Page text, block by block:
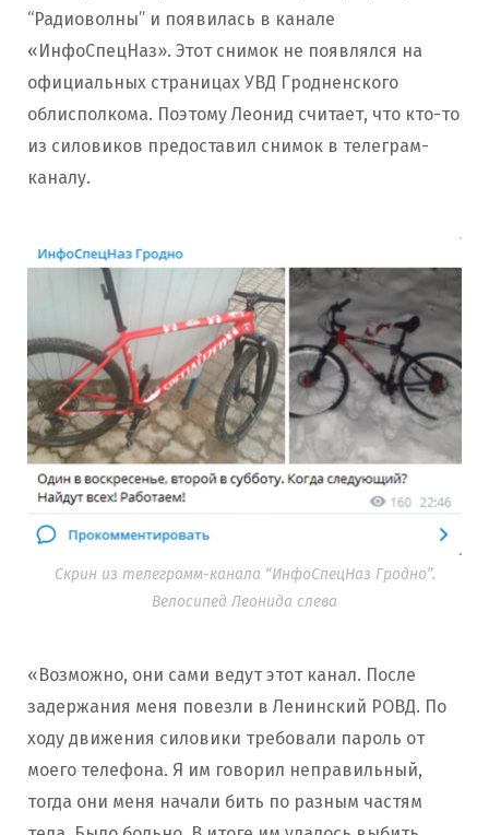
“Радиоволны” и появилась в канале
«ИнфоСпецНаз». Этот снимок не появлялся на
официальных страницах УВД Гродненского
облисполкома. Поэтому Леонид считает, что кто-то
из силовиков предоставил снимок в телеграм-
каналу.
Скрин из телеграмм-канала “ИнфоСпецНаз Гродно”.
Велосипед Леонида слева
«Возможно, они сами ведут этот канал. После
задержания меня повезли в Ленинский РОВД. По
ходу движения силовики требовали пароль от
моего телефона. Я им говорил неправильный,
тогда они меня начали бить по разным частям